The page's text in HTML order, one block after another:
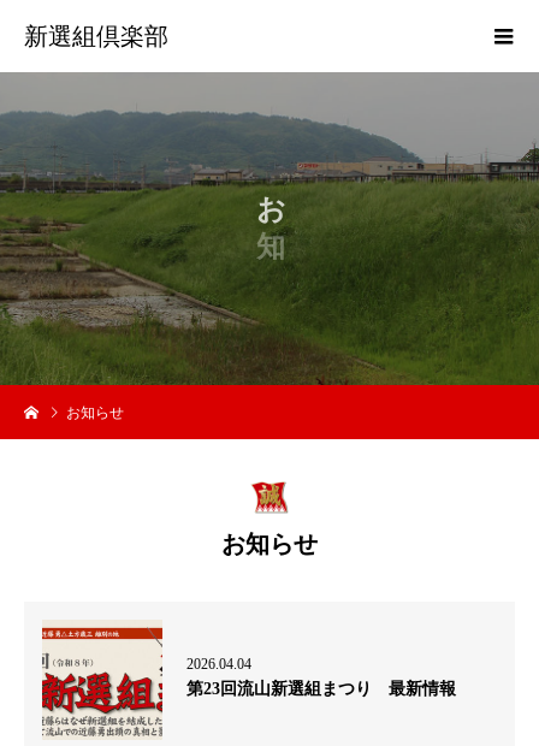
新選組倶楽部
お
ら
せ
お知らせ
お知らせ
2026.04.04
第23回流山新選組まつり 最新情報